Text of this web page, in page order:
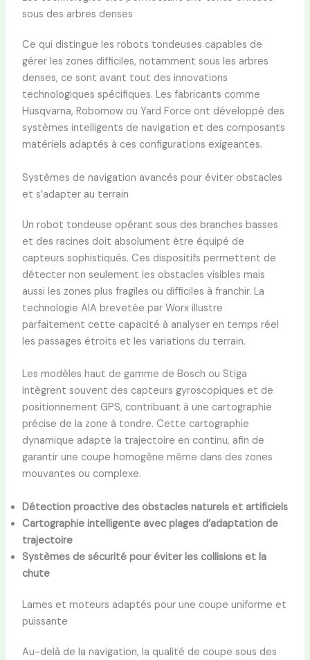
sous des arbres denses
Ce qui distingue les robots tondeuses capables de
gérer les zones difficiles, notamment sous les arbres
denses, ce sont avant tout des innovations
technologiques spécifiques. Les fabricants comme
Husqvarna, Robomow ou Yard Force ont développé des
systèmes intelligents de navigation et des composants
matériels adaptés à ces configurations exigeantes.
Systèmes de navigation avancés pour éviter obstacles
et s’adapter au terrain
Un robot tondeuse opérant sous des branches basses
et des racines doit absolument être équipé de
capteurs sophistiqués. Ces dispositifs permettent de
détecter non seulement les obstacles visibles mais
aussi les zones plus fragiles ou difficiles à franchir. La
technologie AIA brevetée par Worx illustre
parfaitement cette capacité à analyser en temps réel
les passages étroits et les variations du terrain.
Les modèles haut de gamme de Bosch ou Stiga
intègrent souvent des capteurs gyroscopiques et de
positionnement GPS, contribuant à une cartographie
précise de la zone à tondre. Cette cartographie
dynamique adapte la trajectoire en continu, afin de
garantir une coupe homogène même dans des zones
mouvantes ou complexe.
Détection proactive des obstacles naturels et artificiels
Cartographie intelligente avec plages d’adaptation de
trajectoire
Systèmes de sécurité pour éviter les collisions et la
chute
Lames et moteurs adaptés pour une coupe uniforme et
puissante
Au-delà de la navigation, la qualité de coupe sous des